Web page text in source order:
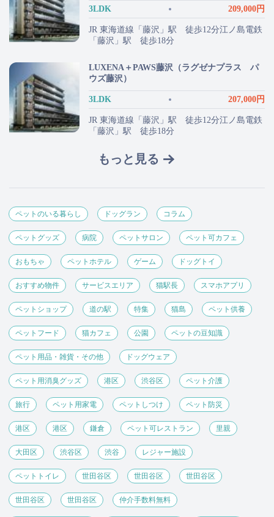
3LDK 209,000円
JR 東海道線「藤沢」駅 徒歩12分江ノ島電鉄
「藤沢」駅 徒歩18分
LUXENA＋PAWS藤沢（ラグゼナプラス パ
ウズ藤沢）
3LDK 207,000円
JR 東海道線「藤沢」駅 徒歩12分江ノ島電鉄
「藤沢」駅 徒歩18分
もっと見る
ペットのいる暮らし ドッグラン コラム
ペットグッズ 病院 ペットサロン ペット可カフェ
おもちゃ ペットホテル ゲーム ドッグトイ
おすすめ物件 サービスエリア 猫駅長 スマホアプリ
ペットショップ 道の駅 特集 猫島 ペット供養
ペットフード 猫カフェ 公園 ペットの豆知識
ペット用品・雑貨・その他 ドッグウェア
ペット用消臭グッズ 港区 渋谷区 ペット介護
旅行 ペット用家電 ペットしつけ ペット防災
港区 港区 鎌倉 ペット可レストラン 里親
大田区 渋谷区 渋谷 レジャー施設
ペットトイレ 世田谷区 世田谷区 世田谷区
世田谷区 世田谷区 仲介手数料無料